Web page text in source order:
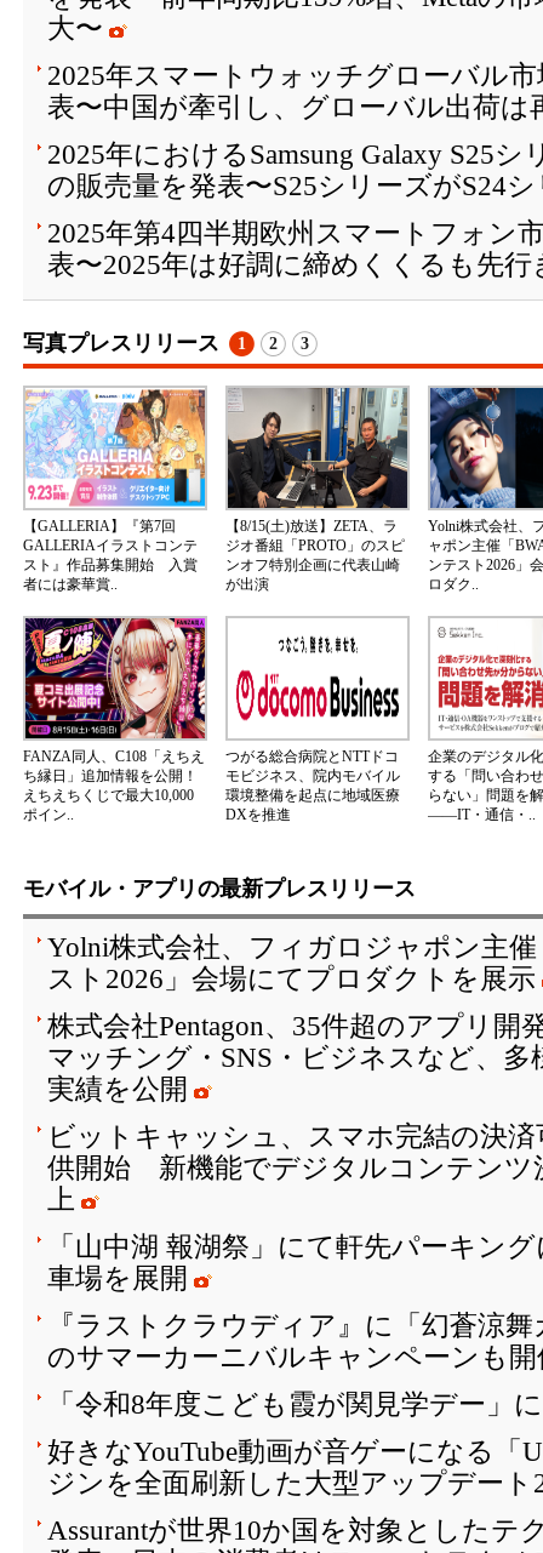
大〜
2025年スマートウォッチグローバル
表〜中国が牽引し、グローバル出荷は
2025年におけるSamsung Galaxy S25
の販売量を発表〜S25シリーズがS24
2025年第4四半期欧州スマートフォン
表〜2025年は好調に締めくくるも先行
写真プレスリリース 1 2 3
【GALLERIA】『第7回
GALLERIAイラストコンテ
スト』作品募集開始 入賞
者には豪華賞..
【8/15(土)放送】ZETA、ラ
ジオ番組「PROTO」のスピ
ンオフ特別企画に代表山崎
が出演
Yolni株式会社、
ャポン主催「
ンテスト2026」
ロダク..
FANZA同人、C108「えちえ
ち縁日」追加情報を公開！
えちえちくじで最大10,000
ポイン..
つがる総合病院とNTTドコ
モビジネス、院内モバイル
環境整備を起点に地域医療
DXを推進
企業のデジタル
する「問い合わ
らない」問題を
――IT・通信・..
モバイル・アプリの最新プレスリリース
Yolni株式会社、フィガロジャポン主
スト2026」会場にてプロダクトを展示
株式会社Pentagon、35件超のアプリ開
マッチング・SNS・ビジネスなど、
実績を公開
ビットキャッシュ、スマホ完結の決
供開始 新機能でデジタルコンテンツ
上
「山中湖 報湖祭」にて軒先パーキン
車場を展開
『ラストクラウディア』に「幻蒼涼
のサマーカーニバルキャンペーンも
「令和8年度こども霞が関見学デー」
好きなYouTube動画が音ゲーになる「
ジンを全面刷新した大型アップデート
Assurantが世界10か国を対象としたテ